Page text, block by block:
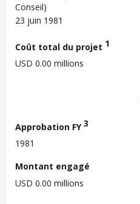
Conseil)
23 juin 1981
Coût total du projet 1
USD 0.00 millions
Approbation FY3
1981
Montant engagé
USD 0.00 millions